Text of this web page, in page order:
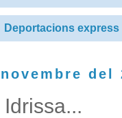
Deportacions express
del